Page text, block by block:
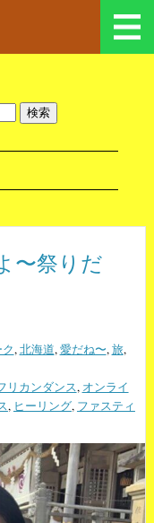
〜祭りだ
,北海道,愛だね〜,旅,
リカンダンス, オンライ
, ヒーリング, ファスティ